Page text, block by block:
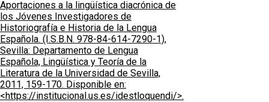
Aportaciones a la lingüística diacrónica de
los Jóvenes Investigadores de
Historiografía e Historia de la Lengua
Española. (I.S.B.N. 978-84-614-7290-1),
Sevilla: Departamento de Lengua
Española, Lingüística y Teoría de la
Literatura de la Universidad de Sevilla,
2011, 159-170. Disponible en:
<https://institucional.us.es/idestloquendi/>.